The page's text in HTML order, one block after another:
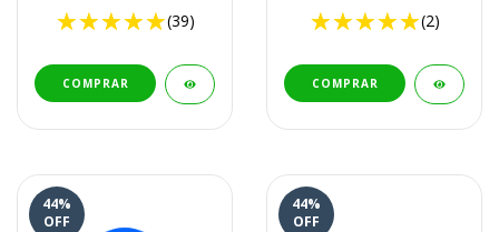
(39)
COMPRAR
(2)
COMPRAR
44%
OFF
44%
OFF